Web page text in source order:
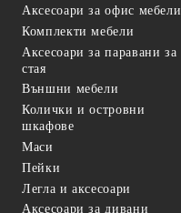
Аксесоари за офис мебели
Комплекти мебели
Аксесоари за паравани за
стая
Външни мебели
Колички и островни
шкафове
Маси
Пейки
Легла и аксесоари
Аксесоари за дивани